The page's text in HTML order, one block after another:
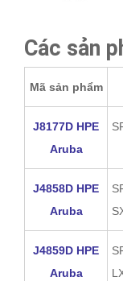
Các sản
Mã sản phẩm
J8177D HPE
Aruba
J4858D HPE
Aruba
J4859D HPE
Aruba